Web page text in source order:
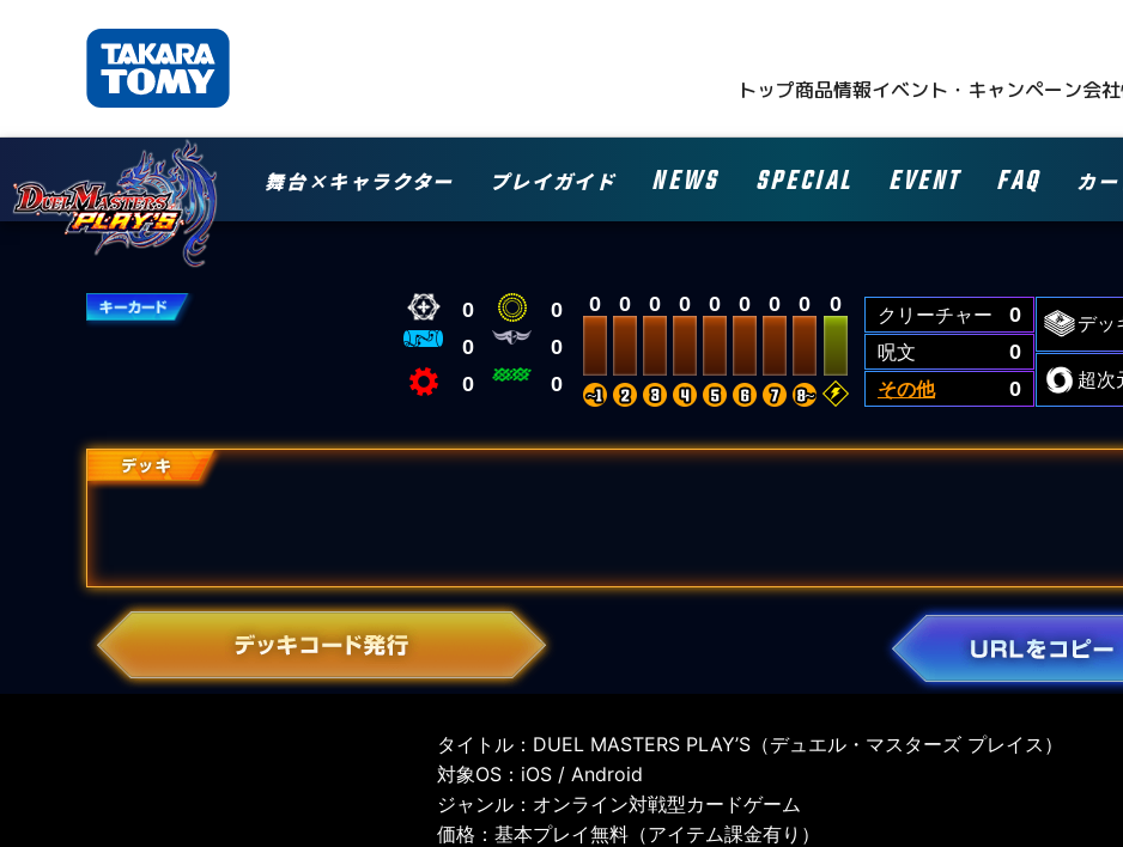
トップ商品情報イベント・キャンペーン会
舞台×キャラクター プレイガイド NEWS SPECIAL EVENT FAQ カ
0
0
0
0
0
0
0 0 0 0 0 0 0 0 0 クリーチャー
0
呪文
0
その他
0
デッ
超次
タイトル：DUEL MASTERS PLAY’S（デュエル・マスターズ プレイス）
対象OS：iOS / Android
ジャンル：オンライン対戦型カードゲーム
価格：基本プレイ無料（アイテム課金有り）